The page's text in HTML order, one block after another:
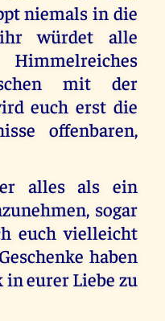
niemals in die
würdet alle
mit der
euch erst die
offenbaren,
alles als ein
sogar
euch vielleicht
haben
in eurer Liebe zu